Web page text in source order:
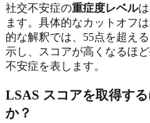
社交不安症の重症度レベル
ます。具体的なカットオフ
的な解釈では、55点を超え
示し、スコアが高くなるほ
不安症を表します。
LSAS スコアを取得す
か？